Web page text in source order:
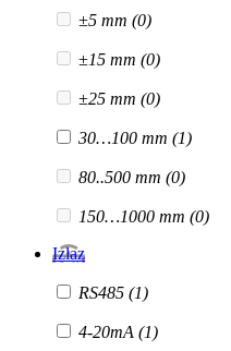
±5 mm (0)
±15 mm (0)
±25 mm (0)
30…100 mm (1)
80..500 mm (0)
150…1000 mm (0)
Izlaz
RS485 (1)
4-20mA (1)